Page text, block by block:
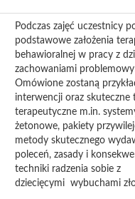
Podczas zajęć uczestnicy
podstawowe założenia
behawioralnej w pracy z
zachowaniami
Omówione zostaną
interwencji oraz skuteczne
terapeutyczne m.in.
żetonowe, pakiety
metody skutecznego
poleceń, zasady i
techniki radzenia sobie z
dziecięcymi wybuchami